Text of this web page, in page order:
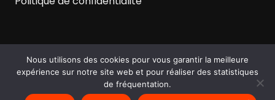
©2026 Prussian Blue. All Rights Reserved
Nous utilisons des cookies pour vous garantir la meilleure
expérience sur notre site web et pour réaliser des statistiques
de fréquentation.